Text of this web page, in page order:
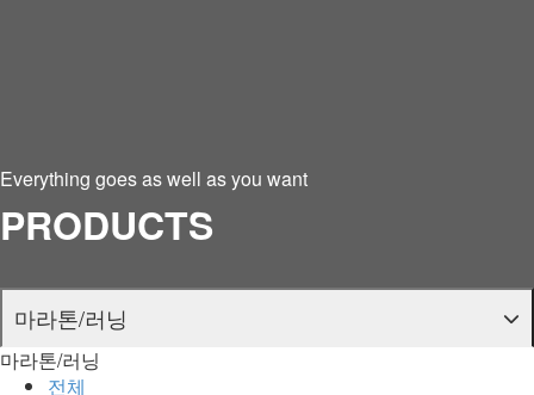
Everything goes as well as you want
PRODUCTS
마라톤/러닝
마라톤/러닝
전체